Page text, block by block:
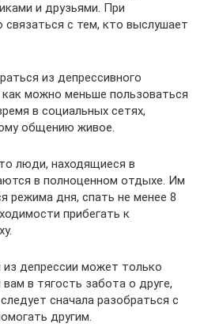
и друзьями. При
с тем, кто выслушает
из депрессивного
можно меньше пользоваться
в социальных сетях,
общению живое.
люди, находящиеся в
в полноценном отдыхе. Им
режима дня, спать не менее 8
прибегать к
депрессии может только
вам в тягость забота о друге,
сначала разобраться с
другим.